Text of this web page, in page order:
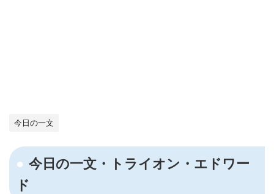
今日の一文
今日の一文・トライオン・エドワー
ド